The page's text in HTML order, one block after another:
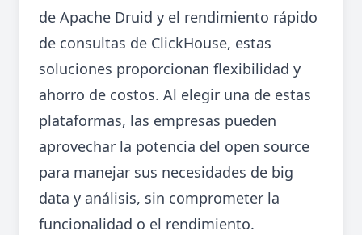
de Apache Druid y el rendimiento rápido
de consultas de ClickHouse, estas
soluciones proporcionan flexibilidad y
ahorro de costos. Al elegir una de estas
plataformas, las empresas pueden
aprovechar la potencia del open source
para manejar sus necesidades de big
data y análisis, sin comprometer la
funcionalidad o el rendimiento.